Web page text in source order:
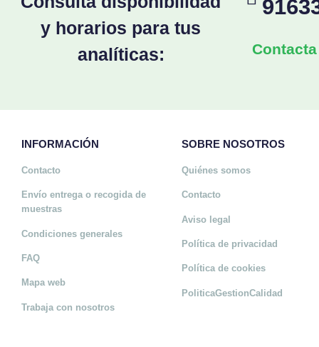
y horarios para tus
analíticas:
INFORMACIÓN
Contacto
Envío entrega o recogida de
muestras
Condiciones generales
FAQ
Mapa web
Trabaja con nosotros
SOBRE NOSOTROS
Quiénes somos
Contacto
Aviso legal
Política de privacidad
Política de cookies
PoliticaGestionCalidad